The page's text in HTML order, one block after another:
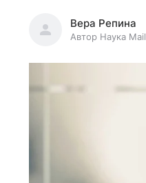
Вера Репина
Автор Наука Mail